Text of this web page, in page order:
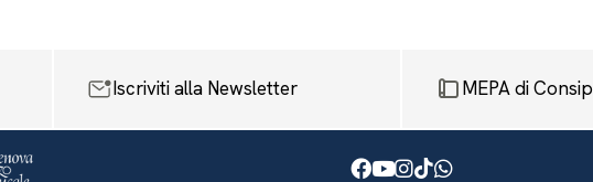
Iscriviti alla Newsletter MEPA di Consip
Facebook
Youtube
Instagram
TikTok
WhatsApp